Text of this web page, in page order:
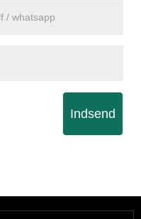
Indsend